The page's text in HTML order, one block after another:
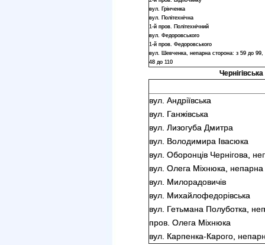
вул. Грінченка
вул. Політехнічна
1-й пров. Політехнічний
вул. Федоровського
1-й пров. Федоровського
вул. Шевченка, непарна сторона: з 59 до 99,
48 до 110
вул. Андріївська
вул. Ганжівська
вул. Лизогуба Дмитра
вул. Володимира Івасюка
вул. Оборонців Чернігова,
вул. Олега Міхнюка,
вул. Милорадовичів
вул. Михайлофедорівська
вул. Гетьмана Полуботка,
пров. Олега Міхнюка
вул. Карпенка-Карого,